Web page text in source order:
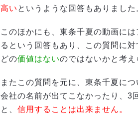
高い というような回答もありました
このほかにも、東条千夏の動画に
るという回答もあり、この質問に
どの価値はないのではないかと考え
またこの質問を元に、東条千夏に
会社の名前が出てこなかったり、3
と、 信用することは出来ません。